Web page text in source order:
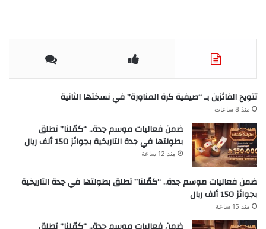
تتويج الفائزين بـ “صيفية كرة المناورة” في نسختها الثانية
منذ 8 ساعات
ضمن فعاليات موسم جدة.. “كمّلنا” تطلق
بطولتها في جدة التاريخية بجوائز 150 ألف ريال
منذ 12 ساعة
ضمن فعاليات موسم جدة.. “كمّلنا” تطلق بطولتها في جدة التاريخية
بجوائز 150 ألف ريال
منذ 15 ساعة